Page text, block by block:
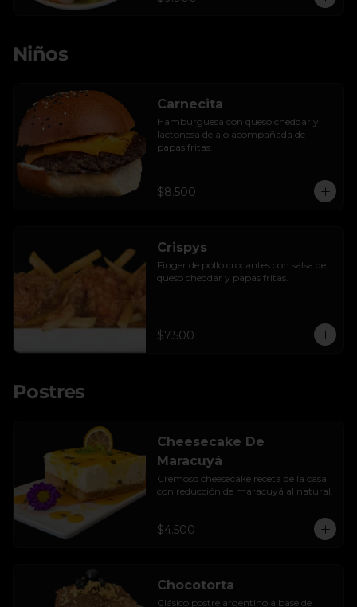
Niños
Carnecita
Hamburguesa con queso cheddar y
lactonesa de ajo acompañada de
papas fritas.
$8.500
Crispys
Finger de pollo crocantes con salsa de
queso cheddar y papas fritas.
$7.500
Postres
Cheesecake De
Maracuyá
Cremoso cheesecake receta de la casa
con reducción de maracuyá al natural.
$4.500
Chocotorta
Clásico postre argentino a base de